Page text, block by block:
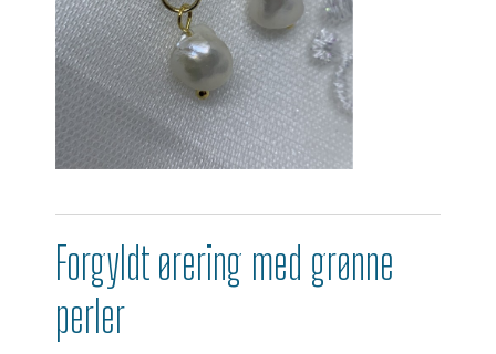
Forgyldt ørering med grønne
perler